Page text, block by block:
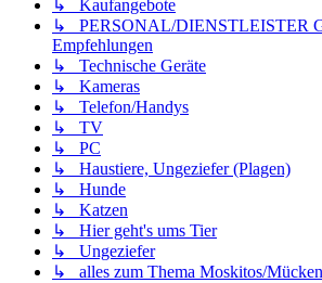
↳ Kaufangebote
↳ PERSONAL/DIENSTLEISTER
Empfehlungen
↳ Technische Geräte
↳ Kameras
↳ Telefon/Handys
↳ TV
↳ PC
↳ Haustiere, Ungeziefer (Plagen)
↳ Hunde
↳ Katzen
↳ Hier geht's ums Tier
↳ Ungeziefer
↳ alles zum Thema Moskitos/Mücken